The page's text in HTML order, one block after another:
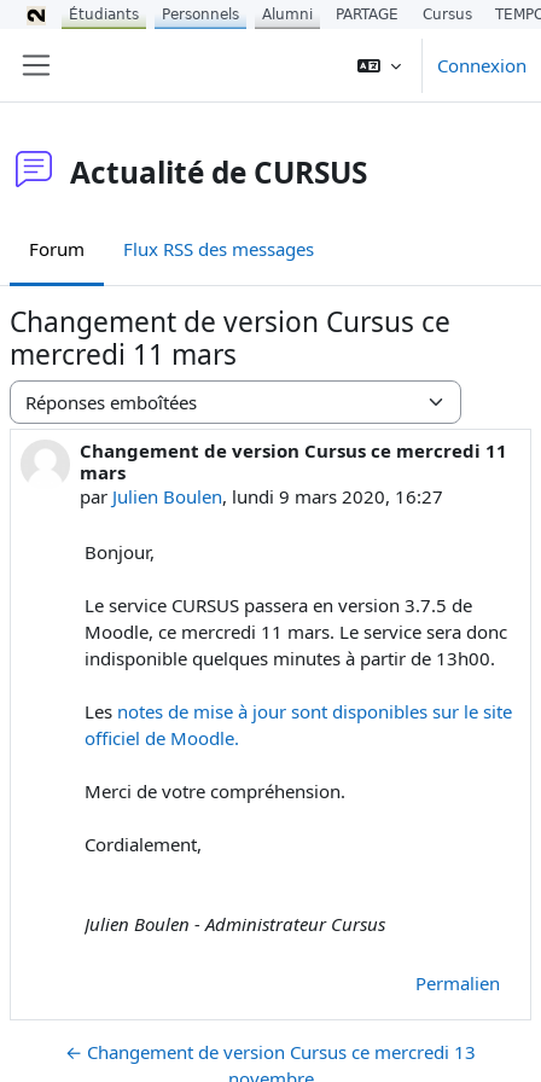
Connexion
Actualité de CURSUS
Forum Flux RSS des messages
Changement de version Cursus ce
mercredi 11 mars
Type d’affichage
Changement de version Cursus ce mercredi 11
mars
par Julien Boulen, lundi 9 mars 2020, 16:27
Nombre de réponses : 0
Bonjour,
Le service CURSUS passera en version 3.7.5 de
Moodle, ce mercredi 11 mars. Le service sera donc
indisponible quelques minutes à partir de 13h00.
Les notes de mise à jour sont disponibles sur le site
officiel de Moodle.
Merci de votre compréhension.
Cordialement,
Julien Boulen - Administrateur Cursus
Permalien
← Changement de version Cursus ce mercredi 13
Étudiants Personnels Alumni PARTAGE Cursus